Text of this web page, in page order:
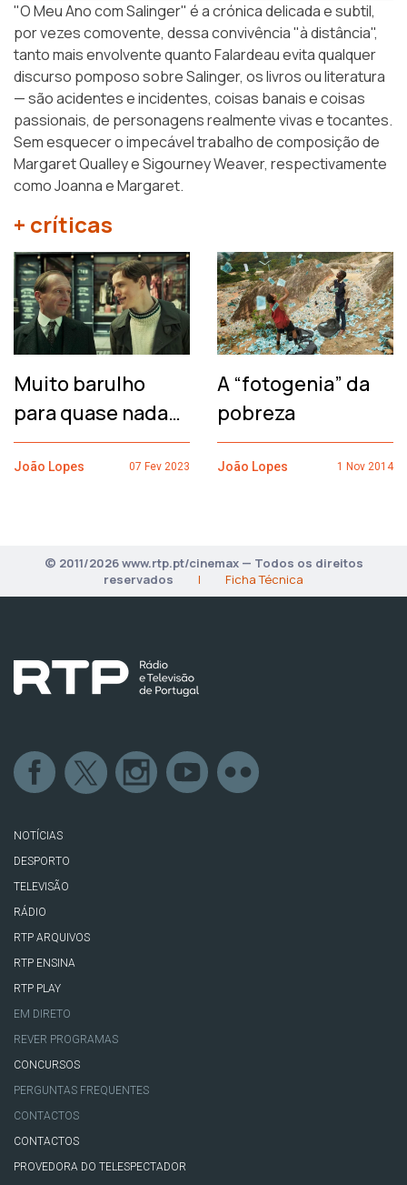
"O Meu Ano com Salinger" é a crónica delicada e subtil,
por vezes comovente, dessa convivência "à distância",
tanto mais envolvente quanto Falardeau evita qualquer
discurso pomposo sobre Salinger, os livros ou literatura
— são acidentes e incidentes, coisas banais e coisas
passionais, de personagens realmente vivas e tocantes.
Sem esquecer o impecável trabalho de composição de
Margaret Qualley e Sigourney Weaver, respectivamente
como Joanna e Margaret.
+ críticas
Muito barulho
para quase nada…
João Lopes 07 Fev 2023
A “fotogenia” da
pobreza
João Lopes 1 Nov 2014
© 2011/2026 www.rtp.pt/cinemax — Todos os direitos
reservados
| Ficha Técnica
NOTÍCIAS
DESPORTO
TELEVISÃO
RÁDIO
RTP ARQUIVOS
RTP ENSINA
RTP PLAY
EM DIRETO
REVER PROGRAMAS
CONCURSOS
PERGUNTAS FREQUENTES
CONTACTOS
CONTACTOS
PROVEDORA DO TELESPECTADOR